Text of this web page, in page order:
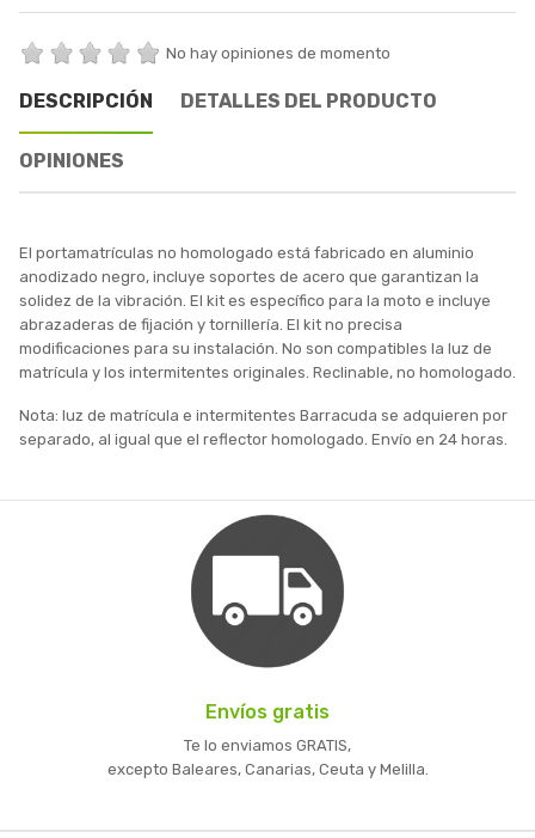
No hay opiniones de momento
DESCRIPCIÓN DETALLES DEL PRODUCTO
OPINIONES
El portamatrículas no homologado está fabricado en aluminio
anodizado negro, incluye soportes de acero que garantizan la
solidez de la vibración. El kit es específico para la moto e incluye
abrazaderas de fijación y tornillería. El kit no precisa
modificaciones para su instalación. No son compatibles la luz de
matrícula y los intermitentes originales. Reclinable, no homologado.
Nota: luz de matrícula e intermitentes Barracuda se adquieren por
separado, al igual que el reflector homologado. Envío en 24 horas.
Envíos gratis
Te lo enviamos GRATIS,
excepto Baleares, Canarias, Ceuta y Melilla.